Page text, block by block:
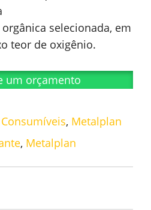
orgânica selecionada, em
teor de oxigênio.
um orçamento
, Metalplan
, Metalplan